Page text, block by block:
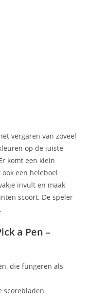
vergaren van zoveel
op de juiste
komt een klein
een heleboel
invult en maak
scoort. De speler
a Pen –
die fungeren als
scorebladen